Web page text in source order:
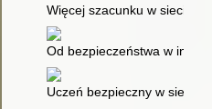
Więcej szacunku w sieci
Od bezpieczeństwa w
Uczeń bezpieczny w sieci :